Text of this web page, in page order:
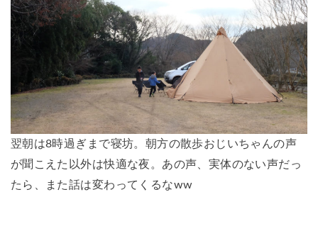
翌朝は8時過ぎまで寝坊。朝方の散歩おじいちゃんの声
が聞こえた以外は快適な夜。あの声、実体のない声だっ
たら、また話は変わってくるなww